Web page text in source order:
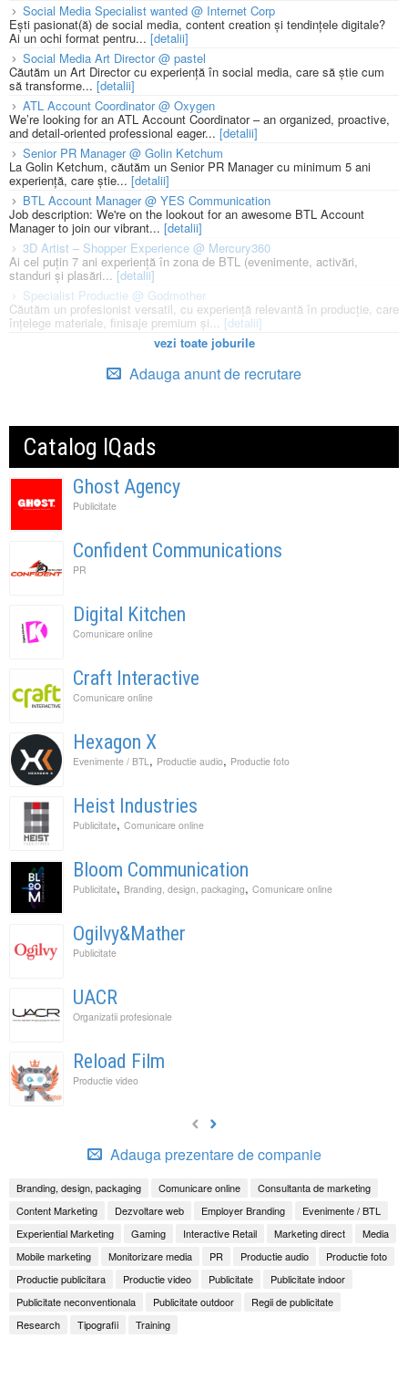
Social Media Specialist wanted @ Internet Corp
Ești pasionat(ă) de social media, content creation și tendințele digitale?
Ai un ochi format pentru... [detalii]
Social Media Art Director @ pastel
Căutăm un Art Director cu experiență în social media, care să știe cum
să transforme... [detalii]
ATL Account Coordinator @ Oxygen
We’re looking for an ATL Account Coordinator – an organized, proactive,
and detail-oriented professional eager... [detalii]
Senior PR Manager @ Golin Ketchum
La Golin Ketchum, căutăm un Senior PR Manager cu minimum 5 ani
experiență, care știe... [detalii]
BTL Account Manager @ YES Communication
Job description: We're on the lookout for an awesome BTL Account
Manager to join our vibrant... [detalii]
3D Artist – Shopper Experience @ Mercury360
Ai cel puțin 7 ani experiență în zona de BTL (evenimente, activări,
standuri și plasări...[detalii]
Specialist Productie @ Godmother
Căutăm un profesionist versatil, cu experiență relevantă în producție, care
înțelege materiale, finisaje premium și... [detalii]
vezi toate joburile
Adauga anunt de recrutare
Catalog IQads
Ghost Agency
Publicitate
Confident Communications
PR
Digital Kitchen
Comunicare online
Craft Interactive
Comunicare online
Hexagon X
Evenimente / BTL, Productie audio, Productie foto
Heist Industries
Publicitate, Comunicare online
Bloom Communication
Publicitate, Branding, design, packaging, Comunicare online
Ogilvy&Mather
Publicitate
UACR
Organizatii profesionale
Reload Film
Productie video
Adauga prezentare de companie
Branding, design, packaging Comunicare online
Consultanta de marketing
Content Marketing
Dezvoltare web Employer Branding
Evenimente / BTL
Experiential Marketing
Gaming Interactive Retail Marketing direct
Media
Mobile marketing
Monitorizare media PR Productie audio
Productie foto
Productie publicitara
Productie video Publicitate
Publicitate indoor
Publicitate neconventionala
Publicitate outdoor
Regii de publicitate
Research
Tipografii Training